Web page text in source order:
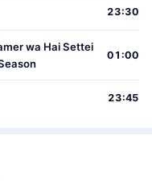
23:30
wa Hai Settei
01:00
23:45